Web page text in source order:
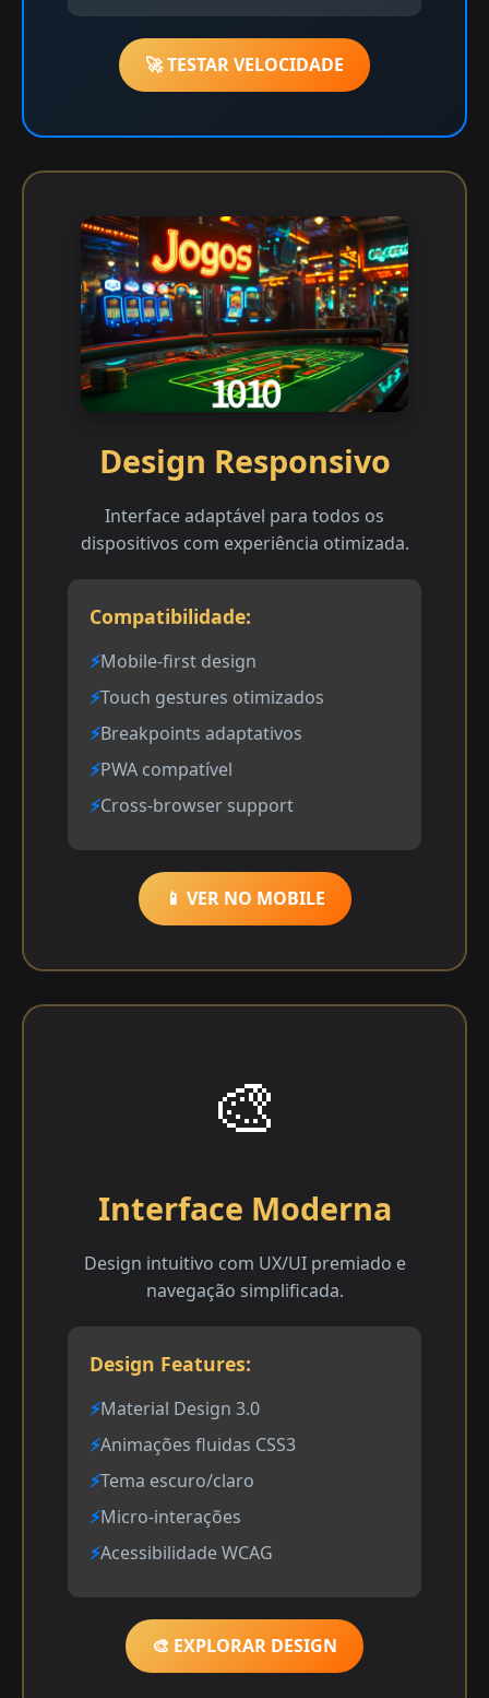
🚀 TESTAR VELOCIDADE
Design Responsivo
Interface adaptável para todos os
dispositivos com experiência otimizada.
Compatibilidade:
Mobile-first design
Touch gestures otimizados
Breakpoints adaptativos
PWA compatível
Cross-browser support
📱 VER NO MOBILE
🎨
Interface Moderna
Design intuitivo com UX/UI premiado e
navegação simplificada.
Design Features:
Material Design 3.0
Animações fluidas CSS3
Tema escuro/claro
Micro-interações
Acessibilidade WCAG
🎨 EXPLORAR DESIGN